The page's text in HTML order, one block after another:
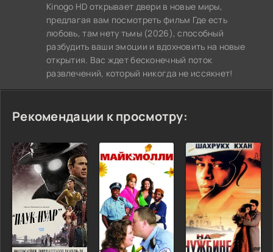
Kinogo HD открывает двери в новые миры,
предлагая вам посмотреть фильм Где есть
любовь, там нету тьмы (2026), способный
разбудить ваши эмоции и вдохновить на новые
открытия. Вас ждет бесконечный поток
развлечений, который никогда не иссякнет!
Рекомендации к просмотру: